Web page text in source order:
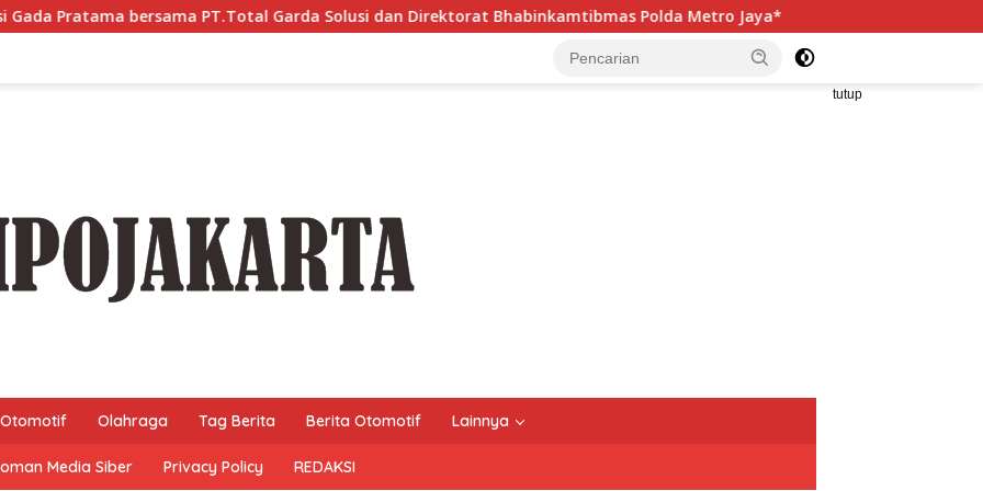
Garda Solusi dan Direktorat Bhabinkamtibmas Polda Metro Jaya* Sudin PPAPP Kepulauan Seribu Perkuat
tutup
Otomotif Olahraga Tag Berita Berita Otomotif Lainnya
Media Siber Privacy Policy REDAKSI